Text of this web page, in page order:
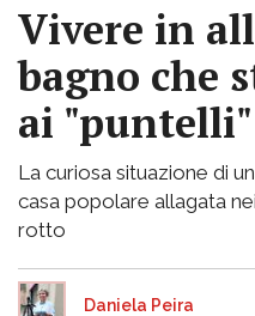
Vivere in
bagno che
ai "puntelli"
La curiosa situazione di
casa popolare allagata
rotto
Daniela Peira